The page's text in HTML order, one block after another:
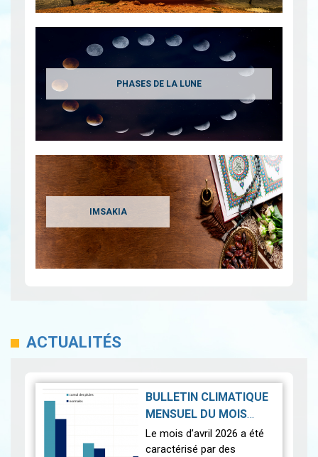
PHASES DE LA LUNE
IMSAKIA
ACTUALITÉS
BULLETIN CLIMATIQUE
MENSUEL DU MOIS
D'AVRIL 2026 |
2026-05-19
Le mois d’avril 2026 a été
caractérisé par des